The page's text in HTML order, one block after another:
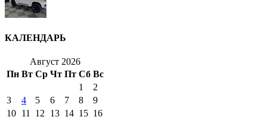
КАЛЕНДАРЬ
Август 2026
Пн Вт Ср Чт Пт Сб Вс
1
2
3
4 5 6 7 8
9
10 11 12 13 14 15 16